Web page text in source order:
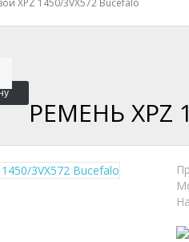
XPZ 1450/3VX572 Bucefalo
РЕМЕНЬ XPZ